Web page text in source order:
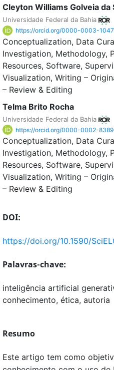
Cleyton Williams Golveia da
Universidade Federal da Bahia
https://orcid.org/0000-0003-
Conceptualization Data
Investigation Methodology
Resources Software
Visualization Writing –
– Review & Editing
Telma Brito Rocha
Universidade Federal da Bahia
https://orcid.org/0000-0002-
Conceptualization Data
Investigation Methodology
Resources Software
Visualization Writing –
– Review & Editing
DOI:
https://doi.org/10.1590/
Palavras-chave:
inteligência artificial
conhecimento, ética, autoria
Resumo
Este artigo tem como